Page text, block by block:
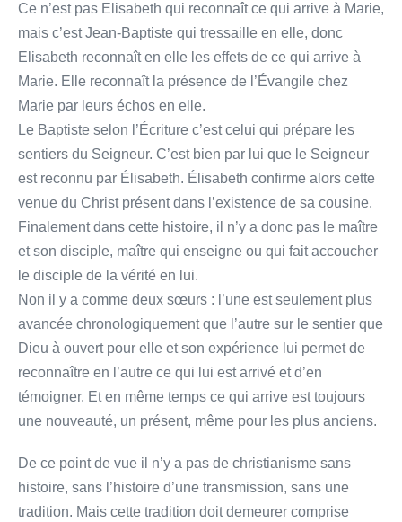
Ce n’est pas Elisabeth qui reconnaît ce qui arrive à Marie,
mais c’est Jean-Baptiste qui tressaille en elle, donc
Elisabeth reconnaît en elle les effets de ce qui arrive à
Marie. Elle reconnaît la présence de l’Évangile chez
Marie par leurs échos en elle.
Le Baptiste selon l’Écriture c’est celui qui prépare les
sentiers du Seigneur. C’est bien par lui que le Seigneur
est reconnu par Élisabeth. Élisabeth confirme alors cette
venue du Christ présent dans l’existence de sa cousine.
Finalement dans cette histoire, il n’y a donc pas le maître
et son disciple, maître qui enseigne ou qui fait accoucher
le disciple de la vérité en lui.
Non il y a comme deux sœurs : l’une est seulement plus
avancée chronologiquement que l’autre sur le sentier que
Dieu à ouvert pour elle et son expérience lui permet de
reconnaître en l’autre ce qui lui est arrivé et d’en
témoigner. Et en même temps ce qui arrive est toujours
une nouveauté, un présent, même pour les plus anciens.
De ce point de vue il n’y a pas de christianisme sans
histoire, sans l’histoire d’une transmission, sans une
tradition. Mais cette tradition doit demeurer comprise